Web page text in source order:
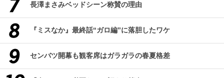
長澤まさみベッドシーン称賛の理由
『ミスなか』最終話“ガロ編”に落胆したワケ
センバツ開幕も観客席はガラガラの春夏格差